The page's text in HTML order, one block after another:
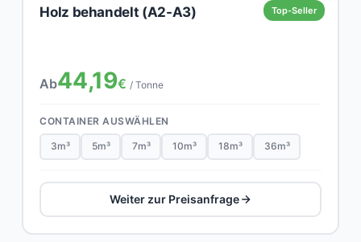
Top-Seller
Holz behandelt (A2-A3)
Ab44,19€ / Tonne
CONTAINER AUSWÄHLEN
3m³ 5m³ 7m³ 10m³ 18m³ 36m³
Weiter zur Preisanfrage